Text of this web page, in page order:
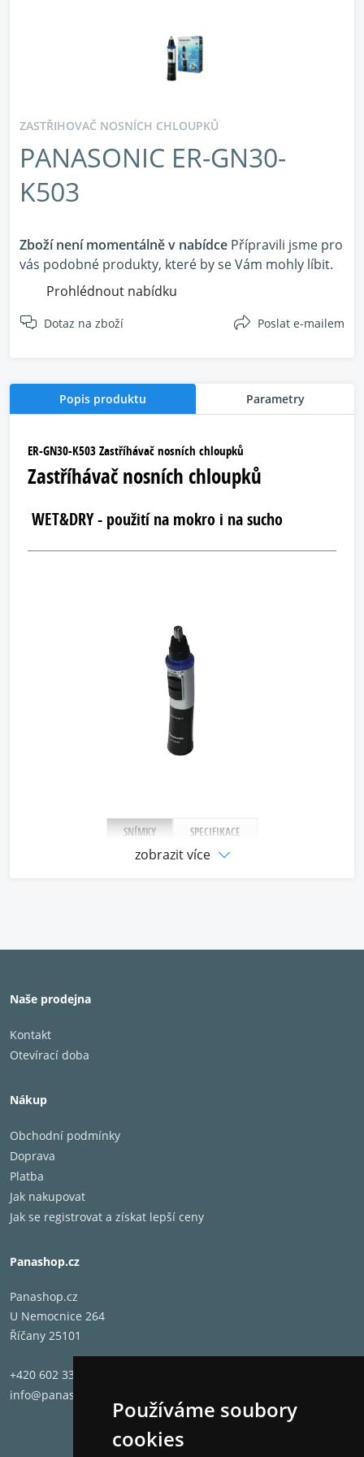
Používáme soubory
cookies
ZASTŘIHOVAČ NOSNÍCH CHLOUPKŮ
PANASONIC ER-GN30-
K503
Zboží není momentálně v nabídce Přípravili jsme pro
vás podobné produkty, které by se Vám mohly líbit.
Prohlédnout nabídku
Dotaz na zboží Poslat e-mailem
Popis produktu Parametry
ER-GN30-K503 Zastříhávač nosních chloupků
Zastříhávač nosních chloupků
WET&DRY - použití na mokro i na sucho
SNÍMKY SPECIFIKACE
‹
zobrazit více
Naše prodejna
Kontakt
Otevírací doba
Nákup
Obchodní podmínky
Doprava
Platba
Jak nakupovat
Jak se registrovat a získat lepší ceny
Panashop.cz
Panashop.cz
U Nemocnice 264
Říčany 25101
+420 602 331 662
info@panashop.cz